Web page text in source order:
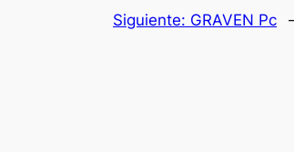
Siguiente: GRAVEN Pc